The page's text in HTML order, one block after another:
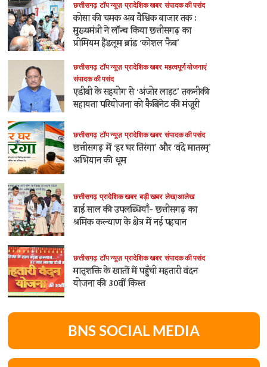
छत्तीसगढ़ टॉप न्यूज़ प्रादेशिक खबर संपादक की पसंद
कोसा की चमक अब वैश्विक बाजार तक :
मुख्यमंत्री ने लॉन्च किया छत्तीसगढ़ का
प्रीमियम हैंडलूम ब्रांड ‘कोशल फैब’
छत्तीसगढ़ टॉप न्यूज़ प्रादेशिक खबर महत्वपूर्ण योजनाएं
संपादक की पसंद
एडीबी के सहयोग से ‘अंजोर लाइट’ तकनीकी
सहायता परियोजना को कैबिनेट की मंजूरी
छत्तीसगढ़ टॉप न्यूज़ प्रादेशिक खबर संपादक की पसंद
छत्तीसगढ़ में ‘हर घर तिरंगा’ और ‘वंदे मातरम्’
अभियान की धूम
छत्तीसगढ़ प्रादेशिक खबर बड़ी खबर लेख/आलेख
ढाई साल की उपलब्धियाँ- छत्तीसगढ़ का
श्रमिक कल्याण के क्षेत्र में नई पहचान
छत्तीसगढ़ टॉप न्यूज़ प्रादेशिक खबर संपादक की पसंद
मातृशक्ति के खातों में पहुँची महतारी वंदन
योजना की 30वीं किस्त
BNS SOCIAL MEDIA